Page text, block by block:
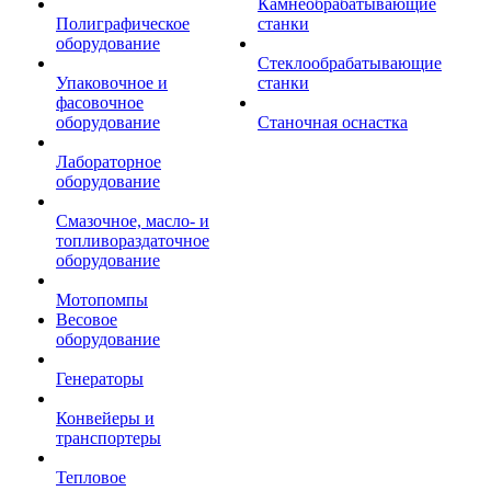
Полиграфическое
оборудование
Упаковочное и
фасовочное
оборудование
Лабораторное
оборудование
Смазочное, масло- и
топливораздаточное
оборудование
Мотопомпы
Весовое
оборудование
Генераторы
Конвейеры и
транспортеры
Тепловое
Камнеобрабатывающие
станки
Стеклообрабатывающие
станки
Станочная оснастка